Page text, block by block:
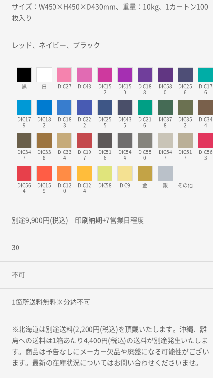
サイズ：W450×H450×D430mm、重量：10kg、1カートン100
枚入り
レッド、ネイビー、ブラック
黒 白 DIC27 DIC48
DIC15
2
DIC15
0
DIC18
8
DIC58
0
DIC25
6
DIC17
6
DIC17
9
DIC18
2
DIC18
3
DIC22
2
DIC25
5
DIC43
5
DIC21
6
DIC37
8
DIC35
2
DIC34
4
DIC34
7
DIC33
8
DIC33
4
DIC19
7
DIC51
6
DIC54
4
DIC55
0
DIC54
7
DIC51
7
DIC56
3
DIC56
4
DIC15
9
DIC12
0
DIC12
4
DIC58 DIC9 金 銀 その他
別途9,900円(税込) 印刷納期+7営業日程度
30
不可
1箇所送料無料※分納不可
※北海道は別途送料(2,200円(税込)を頂戴いたします。沖縄、離
島への送料は1箱あたり4,400円(税込)の送料が別途発生いたしま
す。商品は予告なしにメーカー欠品や廃盤になる可能性がござい
ます。最新の在庫状況についてはお問い合わせくださいませ。